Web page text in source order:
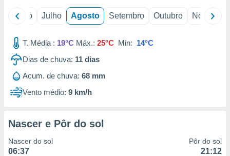
Junho Julho Agosto Setembro Outubro Novembro
T. Média : 19°C Máx.: 25°C Min: 14°C
Dias de chuva: 11 dias
Acum. de chuva: 68 mm
Vento médio: 9 km/h
Nascer e Pôr do sol
Nascer do sol
06:37
Pôr do sol
21:12